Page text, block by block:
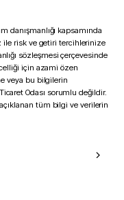
danışmanlığı kapsamında
ile risk ve getiri tercihlerinize
sözleşmesi çerçevesinde
için azami özen
veya bu bilgilerin
Odası sorumlu değildir.
tüm bilgi ve verilerin